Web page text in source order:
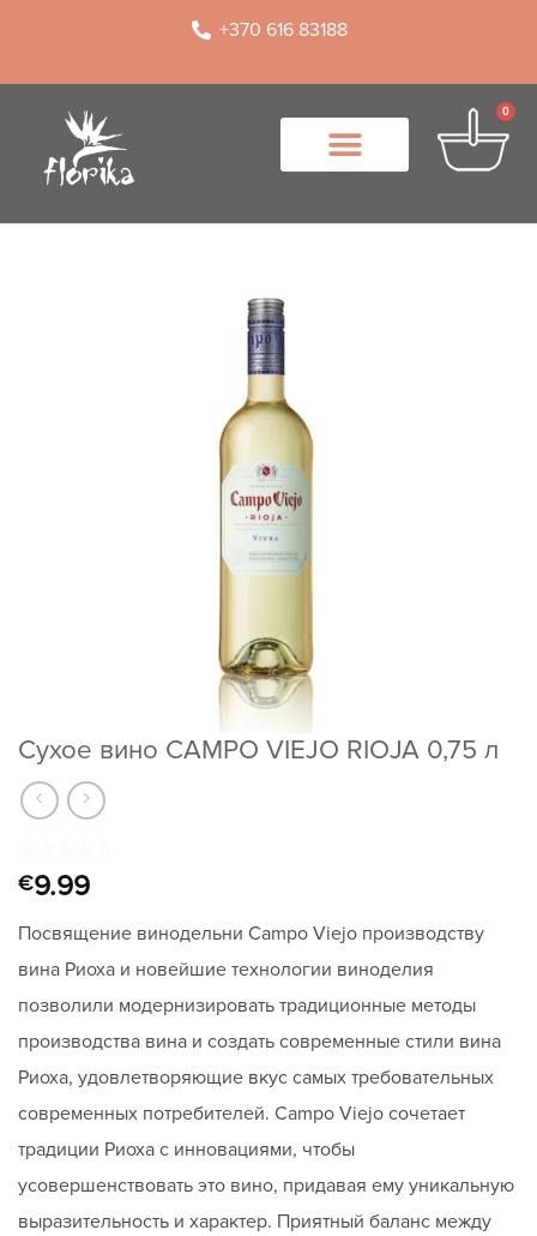
+370 616 83188
0
Сухое вино CAMPO VIEJO RIOJA 0,75 л
Рейтинг
из 5 на
опроса
1
€9.99
Посвящение винодельни Campo Viejo производству
вина Риоха и новейшие технологии виноделия
позволили модернизировать традиционные методы
производства вина и создать современные стили вина
Риоха, удовлетворяющие вкус самых требовательных
современных потребителей. Campo Viejo сочетает
традиции Риоха с инновациями, чтобы
усовершенствовать это вино, придавая ему уникальную
выразительность и характер. Приятный баланс между